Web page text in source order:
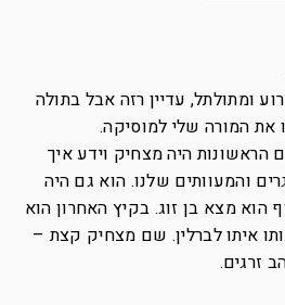
ומתולתל, עדיין רזה אבל בתולה
את המורה שלי למוסיקה.
הראשונות היה מצחיק וידע איך
והמעוותים שלנו. הוא גם היה
35 וסוף סוף הוא מצא בן זוג. בקיץ האחרון הוא
איתו לברלין. שם מצחיק קצת –
זרגים.